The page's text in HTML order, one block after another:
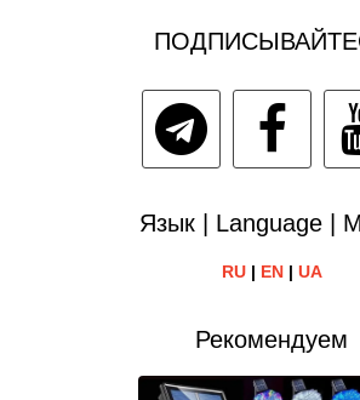
Язык | Language |
RU| EN| UA
Рекомендуем